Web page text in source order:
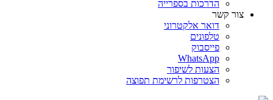
הדרכות בספרייה
צור קשר
דואר אלקטרוני
טלפונים
פייסבוק
WhatsApp
הצעות לשיפור
הצטרפות לרשימת תפוצה